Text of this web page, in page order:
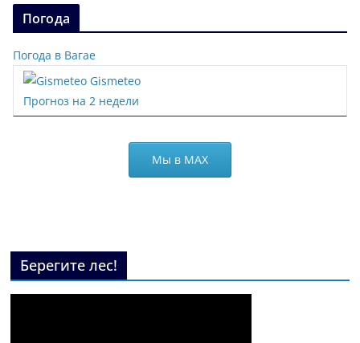
Погода
Погода в Вагае
Gismeteo
Прогноз на 2 недели
Мы в МАХ
Берегите лес!